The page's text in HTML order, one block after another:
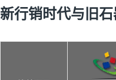
新行销时代与旧